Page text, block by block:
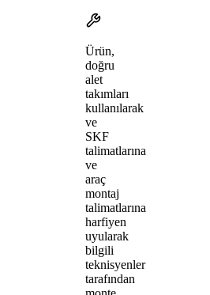
Ürün,
doğru
alet
takımları
kullanılarak
ve
SKF
talimatlarına
ve
araç
montaj
talimatlarına
harfiyen
uyularak
bilgili
teknisyenler
tarafından